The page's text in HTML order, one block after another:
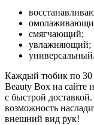
смягчающий;
увлажняющий;
универсальный.
Каждый тюбик по 30
Beauty Box на сайте
с быстрой
возможность
внешний вид рук!